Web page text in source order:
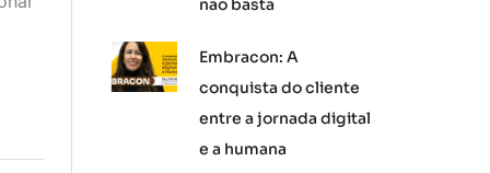
não basta
Embracon: A
conquista do cliente
entre a jornada digital
e a humana